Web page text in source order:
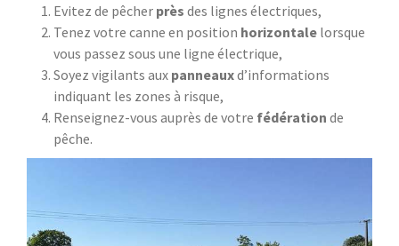
Evitez de pêcher près des lignes électriques,
Tenez votre canne en position horizontale lorsque
vous passez sous une ligne électrique,
Soyez vigilants aux panneauxd’informations
indiquant les zones à risque,
Renseignez-vous auprès de votre fédération de
pêche.